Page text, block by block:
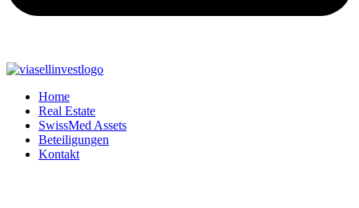
Home
Real Estate
SwissMed Assets
Beteiligungen
Kontakt